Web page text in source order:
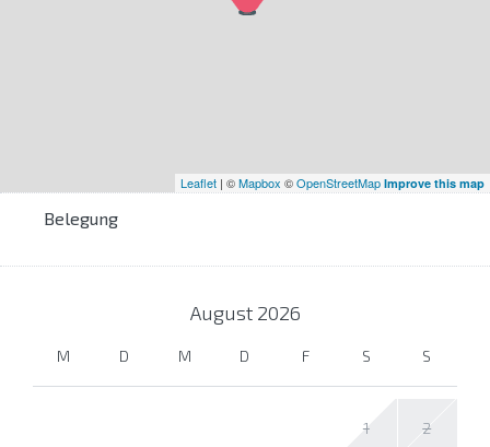
Leaflet | ©Mapbox ©OpenStreetMap Improve this map
Belegung
August 2026
M D M D F S S
1 2